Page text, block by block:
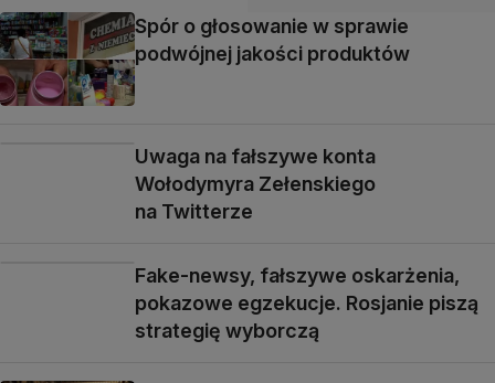
Spór o głosowanie w sprawie
podwójnej jakości produktów
Uwaga na fałszywe konta
Wołodymyra Zełenskiego
na Twitterze
Fake-newsy, fałszywe oskarżenia,
pokazowe egzekucje. Rosjanie piszą
strategię wyborczą